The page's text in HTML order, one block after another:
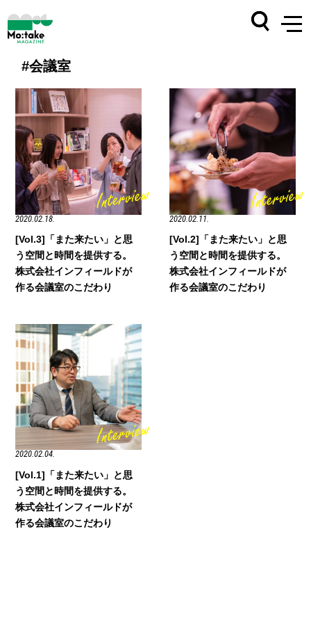
#会議室
2020.02.18.
[Vol.3]「また来たい」と思
う空間と時間を提供する。
株式会社インフィールドが
作る会議室のこだわり
2020.02.11.
[Vol.2]「また来たい」と思
う空間と時間を提供する。
株式会社インフィールドが
作る会議室のこだわり
2020.02.04.
[Vol.1]「また来たい」と思
う空間と時間を提供する。
株式会社インフィールドが
作る会議室のこだわり